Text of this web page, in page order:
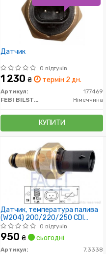
Датчик
0 відгуків
1 230 ₴ термін 2 дн.
Артикул:
177469
FEBI BILSTEIN
Німеччина
КУПИТИ
Датчик, температура палива
(W204) 200/220/250 CDI
(W211) 200/220 CDI
0 відгуків
950 ₴ сьогодні
Артикул:
7.3338